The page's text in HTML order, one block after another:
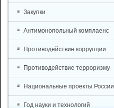
Закупки
Антимонопольный комплаенс
Противодействие коррупции
Противодействие терроризму
Национальные проекты России
Год науки и технологий